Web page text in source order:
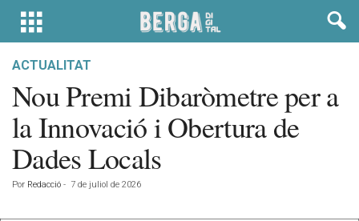
ACTUALITAT
Nou Premi Dibaròmetre per a
la Innovació i Obertura de
Dades Locals
Por Redacció - 7 de juliol de 2026